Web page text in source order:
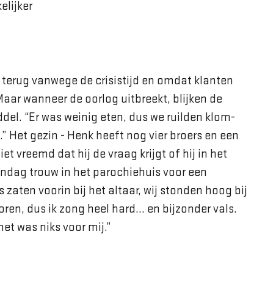
vanwege de crisistijd en omdat klanten
wanneer de oorlog uitbreekt, blijken de
“Er was weinig eten, dus we ruilden klom­
Het gezin - Henk heeft nog vier broers en een
vreemd dat hij de vraag krijgt of hij in het
trouw in het parochiehuis voor een
zaten voorin bij het altaar, wij stonden hoog bij
dus ik zong heel hard… en bijzonder vals.
was niks voor mij.”